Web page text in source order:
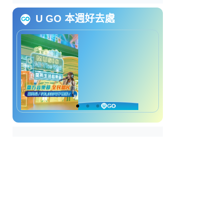
宋威龙电视剧6. 《七根心简》
宋威龙电视剧7. 《骄阳似我》
宋威龙电视剧8. 《千香》(待播)
宋威龙电视剧9. 《野狗骨头》(待
播)
U GO 本週好去處